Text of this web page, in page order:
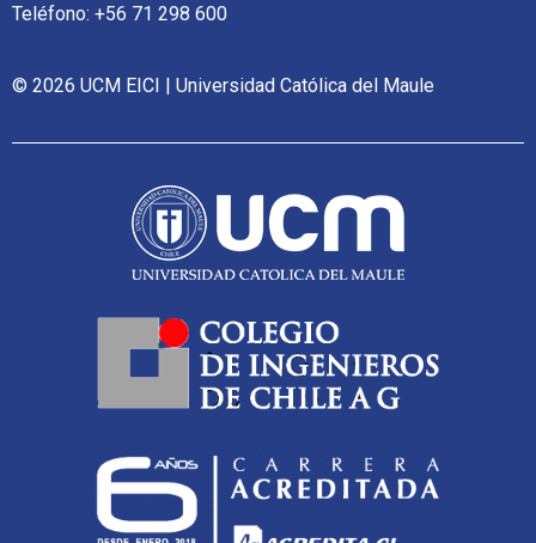
Teléfono: +56 71 298 600
© 2026 UCM EICI | Universidad Católica del Maule